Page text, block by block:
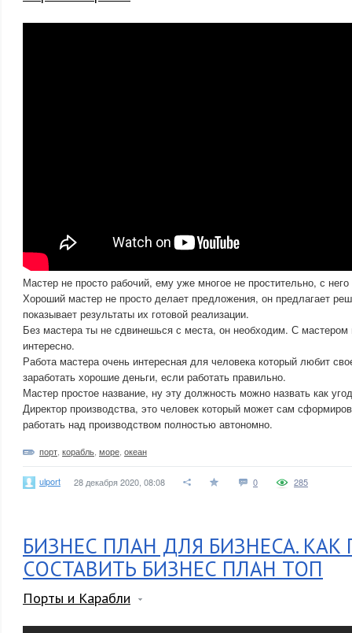
Мастер не просто рабочий, ему уже многое не простительно, с
Хороший мастер не просто делает предложения, он предлагает
показывает результаты их готовой реализации.
Без мастера ты не сдвинешься с места, он необходим. С
интересно.
Работа мастера очень интересная для человека который любит
заработать хорошие деньги, если работать правильно.
Мастер простое название, ну эту должность можно назвать как
Директор производства, это человек который может сам
работать над производством полностью автономно.
порт корабль море океан
ulport 28 декабря 2020, 08:08 0 285
БИЗНЕС ПЛАН ДЛЯ БИЗНЕСА.
СОСТАВИТЬ БИЗНЕС ПЛАН ТОП
Порты и Карабли